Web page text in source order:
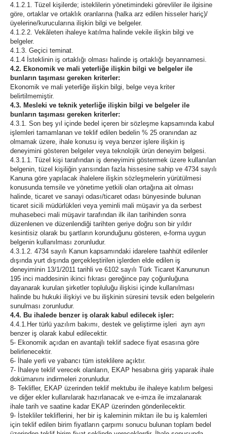
4.1.2.1. Tüzel kişilerde; isteklilerin yönetimindeki görevliler ile ilgisine
göre, ortaklar ve ortaklık oranlarına (halka arz edilen hisseler hariç)/
üyelerine/kurucularına ilişkin bilgi ve belgeler.
4.1.2.2. Vekâleten ihaleye katılma halinde vekile ilişkin bilgi ve
belgeler.
4.1.3. Geçici teminat.
4.1.4 İsteklinin iş ortaklığı olması halinde iş ortaklığı beyannamesi.
4.2. Ekonomik ve mali yeterliğe ilişkin bilgi ve belgeler ile
bunların taşıması gereken kriterler:
Ekonomik ve mali yeterliğe ilişkin bilgi, belge veya kriter
belirtilmemiştir.
4.3. Mesleki ve teknik yeterliğe ilişkin bilgi ve belgeler ile
bunların taşıması gereken kriterler:
4.3.1. Son beş yıl içinde bedel içeren bir sözleşme kapsamında kabul
işlemleri tamamlanan ve teklif edilen bedelin % 25 oranından az
olmamak üzere, ihale konusu iş veya benzer işlere ilişkin iş
deneyimini gösteren belgeler veya teknolojik ürün deneyim belgesi.
4.3.1.1. Tüzel kişi tarafından iş deneyimini göstermek üzere kullanılan
belgenin, tüzel kişiliğin yarısından fazla hissesine sahip ve 4734 sayılı
Kanuna göre yapılacak ihalelere ilişkin sözleşmelerin yürütülmesi
konusunda temsile ve yönetime yetkili olan ortağına ait olması
halinde, ticaret ve sanayi odası/ticaret odası bünyesinde bulunan
ticaret sicili müdürlükleri veya yeminli mali müşavir ya da serbest
muhasebeci mali müşavir tarafından ilk ilan tarihinden sonra
düzenlenen ve düzenlendiği tarihten geriye doğru son bir yıldır
kesintisiz olarak bu şartların korunduğunu gösteren, e-forma uygun
belgenin kullanılması zorunludur.
4.3.1.2. 4734 sayılı Kanun kapsamındaki idarelere taahhüt edilenler
dışında yurt dışında gerçekleştirilen işlerden elde edilen iş
deneyiminin 13/1/2011 tarihli ve 6102 sayılı Türk Ticaret Kanununun
195 inci maddesinin ikinci fıkrası gereğince pay çoğunluğuna
dayanarak kurulan şirketler topluluğu ilişkisi içinde kullanılması
halinde bu hukuki ilişkiyi ve bu ilişkinin süresini tevsik eden belgelerin
sunulması zorunludur.
4.4. Bu ihalede benzer iş olarak kabul edilecek işler:
4.4.1.Her türlü yazılım bakımı, destek ve geliştirme işleri ayrı ayrı
benzer iş olarak kabul edilecektir.
5- Ekonomik açıdan en avantajlı teklif sadece fiyat esasına göre
belirlenecektir.
6- İhale yerli ve yabancı tüm isteklilere açıktır.
7- İhaleye teklif verecek olanların, EKAP hesabına giriş yaparak ihale
dokümanını indirmeleri zorunludur.
8- Teklifler, EKAP üzerinden teklif mektubu ile ihaleye katılım belgesi
ve diğer ekler kullanılarak hazırlanacak ve e-imza ile imzalanarak
ihale tarih ve saatine kadar EKAP üzerinden gönderilecektir.
9- İstekliler tekliflerini, her bir iş kaleminin miktarı ile bu iş kalemleri
için teklif edilen birim fiyatların çarpımı sonucu bulunan toplam bedel